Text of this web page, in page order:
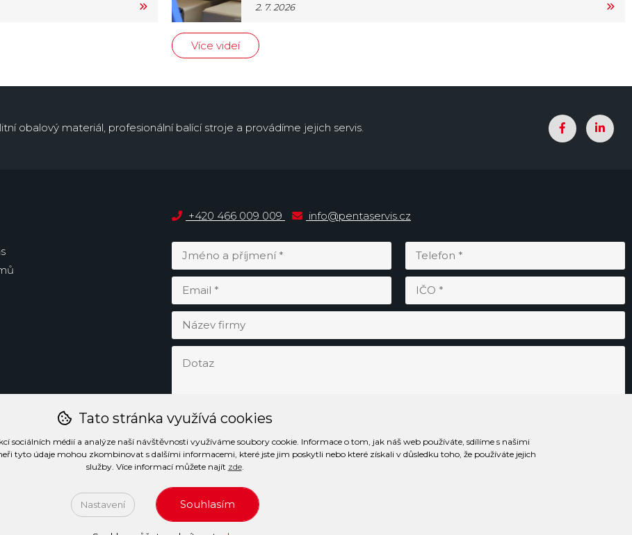
2. 7. 2026
Více videí
obalový materiál, profesionální balící stroje a provádíme jejich servis.
+420 466 009 009 info@pentaservis.cz
Odesláním souhlasím sezpracováním osobních údajů
o zpracování osobních údajů
Tato stránka využívá cookies
sociálních médií a analýze naší návštěvnosti využíváme soubory cookie. Informace o tom, jak náš web používáte, sdílíme s našimi
tyto údaje mohou zkombinovat s dalšími informacemi, které jste jim poskytli nebo které získali v důsledku toho, že používáte jejich
služby. Více informací můžete najít zde.
Nastavení Souhlasím